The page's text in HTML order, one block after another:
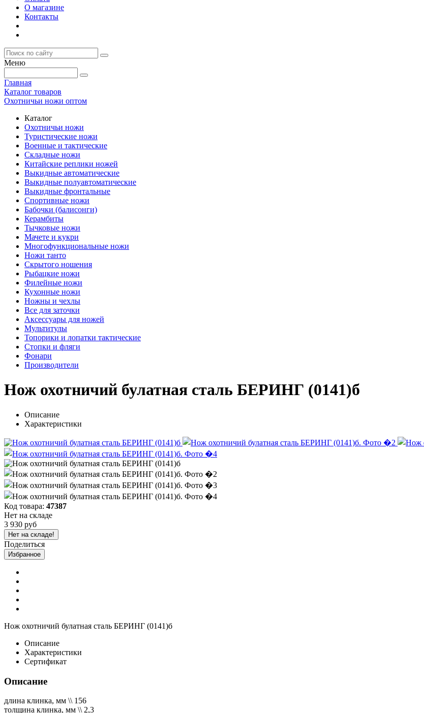
О магазине
Контакты
Меню
Главная
Каталог товаров
Охотничьи ножи оптом
Каталог
Охотничьи ножи
Туристические ножи
Военные и тактические
Складные ножи
Китайские реплики ножей
Выкидные автоматические
Выкидные полуавтоматические
Выкидные фронтальные
Спортивные ножи
Бабочки (балисонги)
Керамбиты
Тычковые ножи
Мачете и кукри
Многофункциональные ножи
Ножи танто
Скрытого ношения
Рыбацкие ножи
Филейные ножи
Кухонные ножи
Ножны и чехлы
Все для заточки
Аксессуары для ножей
Мультитулы
Топорики и лопатки тактические
Стопки и фляги
Фонари
Производители
Нож охотничий булатная сталь БЕРИНГ (0141)б
Описание
Характеристики
Код товара: 47387
Нет на складе
3 930 руб
Нет на складе!
Поделиться
Избранное
Нож охотничий булатная сталь БЕРИНГ (0141)б
Описание
Характеристики
Сертификат
Описание
длина клинка, мм \\ 156
толщина клинка, мм \\ 2,3